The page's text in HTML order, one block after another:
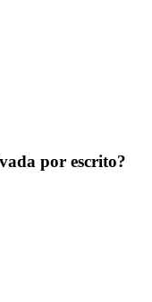
por escrito?